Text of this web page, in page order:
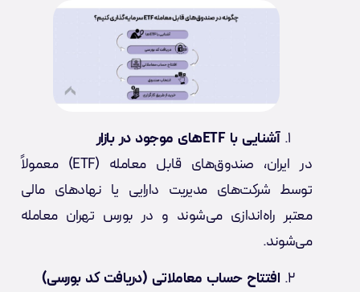
آشنایی با ETFهای موجود در بازار
در ایران، صندوق‌های قابل معامله (ETF) معمولاً
توسط شرکت‌های مدیریت دارایی یا نهادهای مالی
معتبر راه‌اندازی می‌شوند و در بورس تهران معامله
می‌شوند.
افتتاح حساب معاملاتی (دریافت کد بورسی)